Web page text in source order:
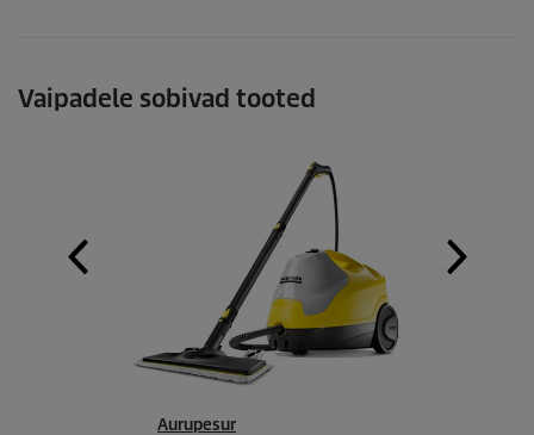
Vaipadele sobivad tooted
Aurupesur